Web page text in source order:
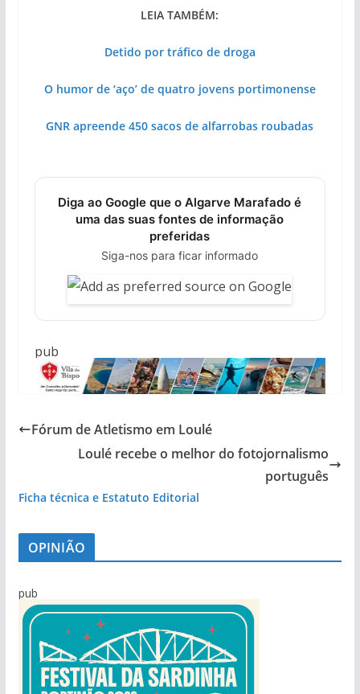
LEIA TAMBÉM:
Detido por tráfico de droga
O humor de ‘aço’ de quatro jovens portimonense
GNR apreende 450 sacos de alfarrobas roubadas
Milagre da água. Fontes emblemáticas do
Diga ao Google que o Algarve Marafado é
uma das suas fontes de informação
preferidas
Siga-nos para ficar informado
pub
Fórum de Atletismo em Loulé
Loulé recebe o melhor do fotojornalismo
português
Ficha técnica e Estatuto Editorial
OPINIÃO
pub